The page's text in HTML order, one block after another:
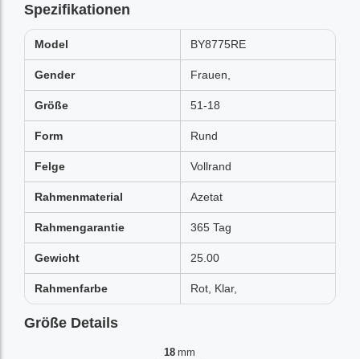
Spezifikationen
Model BY8775RE
Gender Frauen,
Größe 51-18
Form Rund
Felge Vollrand
Rahmenmaterial Azetat
Rahmengarantie 365 Tag
Gewicht 25.00
Rahmenfarbe Rot, Klar,
Größe Details
18 mm